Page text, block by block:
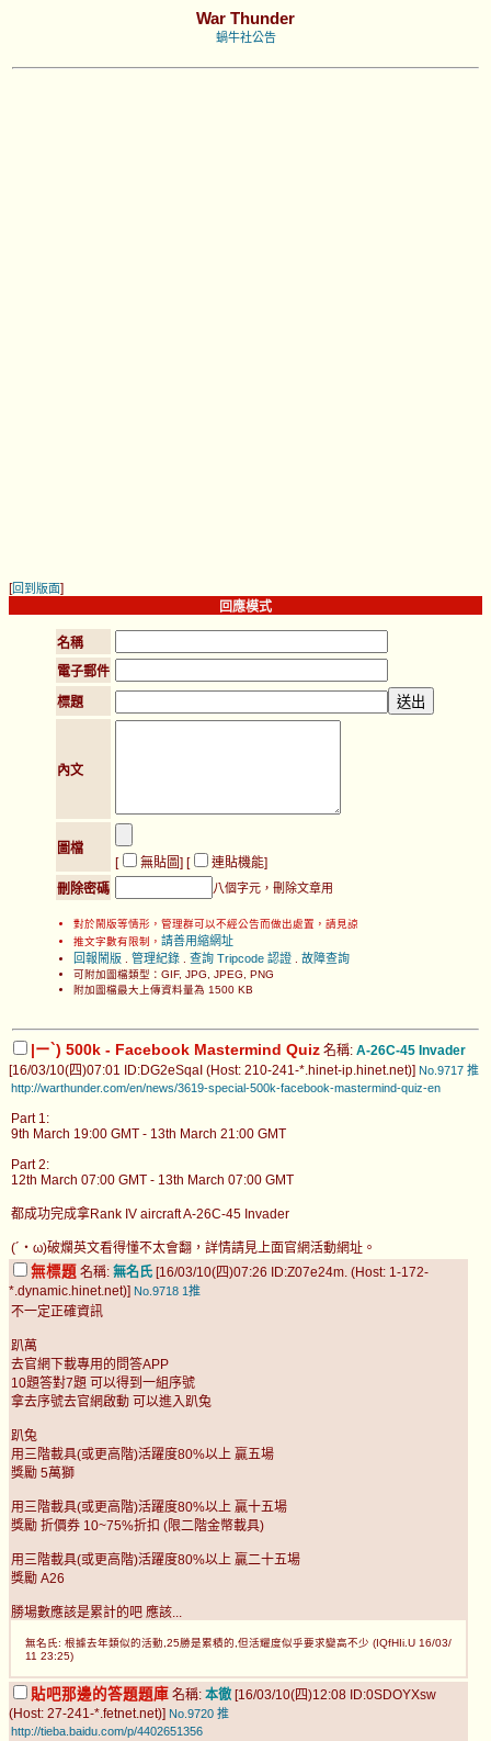
War Thunder
蝸牛社公告
[回到版面]
回應模式
名稱
電子郵件
標題
內文
圖檔
[
無貼圖] [ 連貼機能]
刪除密碼
八個字元，刪除文章用
對於鬧版等情形，管理群可以不經公告而做出處置，請見諒
推文字數有限制， 請善用縮網址
回報鬧版
管理紀錄 查詢 Tripcode 認證 故障查詢
可附加圖檔類型：GIF, JPG, JPEG, PNG
附加圖檔最大上傳資料量為 1500 KB
|ー`) 500k - Facebook Mastermind Quiz 名稱: A-26C-45 Invader
[16/03/10(四)07:01 ID:DG2eSqaI (Host: 210-241-*.hinet-ip.hinet.net)] No.9717 推
http://warthunder.com/en/news/3619-special-500k-facebook-mastermind-quiz-en
Part 1:
9th March 19:00 GMT - 13th March 21:00 GMT
Part 2:
12th March 07:00 GMT - 13th March 07:00 GMT
都成功完成拿Rank IV aircraft A-26C-45 Invader
(´・ω)破爛英文看得懂不太會翻，詳情請見上面官網活動網址。
無標題 名稱: 無名氏 [16/03/10(四)07:26 ID:Z07e24m. (Host: 1-172-
*.dynamic.hinet.net)] No.9718 1推
不一定正確資訊
趴萬
去官網下載專用的問答APP
10題答對7題 可以得到一組序號
拿去序號去官網啟動 可以進入趴兔
趴兔
用三階載具(或更高階)活躍度80%以上 贏五場
獎勵 5萬獅
用三階載具(或更高階)活躍度80%以上 贏十五場
獎勵 折價券 10~75%折扣 (限二階金幣載具)
用三階載具(或更高階)活躍度80%以上 贏二十五場
獎勵 A26
勝場數應該是累計的吧 應該...
無名氏: 根據去年類似的活動,25勝是累積的,但活耀度似乎要求變高不少 (IQfHIi.U 16/03/
11 23:25)
貼吧那邊的答題題庫 名稱: 本徹 [16/03/10(四)12:08 ID:0SDOYXsw
(Host: 27-241-*.fetnet.net)] No.9720 推
http://tieba.baidu.com/p/4402651356